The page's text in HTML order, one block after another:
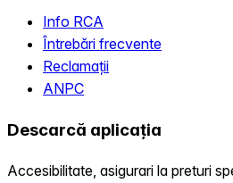
Info RCA
Întrebări frecvente
Reclamații
ANPC
Descarcă aplicația
Accesibilitate, asigurari la preturi